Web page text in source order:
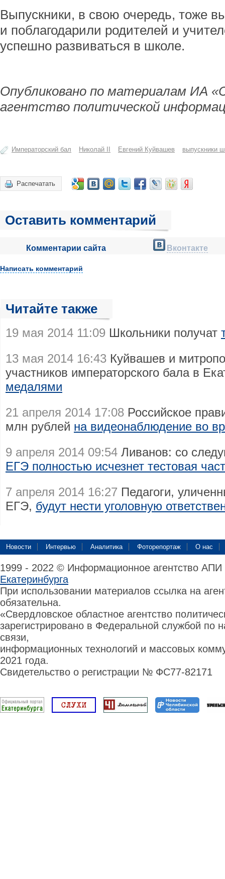
Выпускники, в свою очередь, тоже
и поблагодарили родителей и
успешно развиваться в школе.
Опубликовано по материалам ИА
агентство политической
Императорский бал Николай II Евгений Куйвашев выпускники
Распечатать
Оставить комментарий
Комментарии сайта Вконтакте
Написать комментарий
Читайте также
19 мая 2014 11:09 Школьники получат
13 мая 2014 16:43 Куйвашев и
участников императорского бала в
медалями
21 апреля 2014 17:08 Российское
млн рублей на видеонаблюдение во
9 апреля 2014 09:54 Ливанов: со
ЕГЭ полностью исчезнет тестовая
7 апреля 2014 16:27 Педагоги,
ЕГЭ, будут нести уголовную
Новости Интервью Аналитика Фоторепортаж О нас
1999 - 2022 © Информационное агентство
Екатеринбурга
При использовании материалов ссылка на
обязательна.
«Свердловское областное агентство
зарегистрировано в Федеральной службой по
связи,
информационных технологий и массовых
2021 года.
Свидетельство о регистрации № ФС77-82171